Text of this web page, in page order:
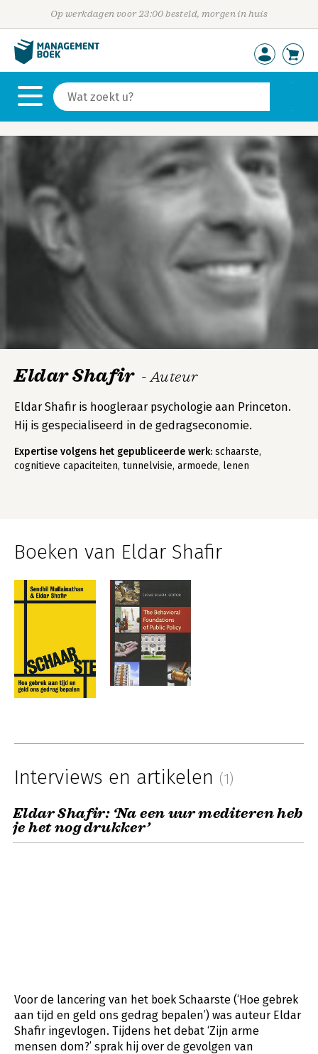
Op werkdagen voor 23:00 besteld, morgen in huis
Eldar Shafir - Auteur
Eldar Shafir is hoogleraar psychologie aan Princeton.
Hij is gespecialiseerd in de gedragseconomie.
Expertise volgens het gepubliceerde werk: schaarste,
cognitieve capaciteiten, tunnelvisie, armoede, lenen
Boeken van Eldar Shafir
Interviews en artikelen (1)
Eldar Shafir: ‘Na een uur mediteren heb
je het nog drukker’
Voor de lancering van het boek Schaarste (‘Hoe gebrek
aan tijd en geld ons gedrag bepalen’) was auteur Eldar
Shafir ingevlogen. Tijdens het debat ‘Zijn arme
mensen dom?’ sprak hij over de gevolgen van